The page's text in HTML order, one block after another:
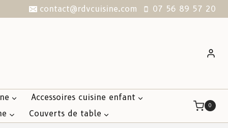
contact@rdvcuisine.com 07 56 89 57 20
Accessoires cuisine enfant
Couverts de table
0